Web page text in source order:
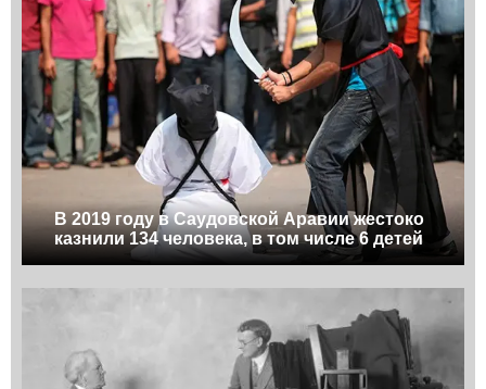
В 2019 году в Саудовской Аравии жестоко
казнили 134 человека, в том числе 6 детей